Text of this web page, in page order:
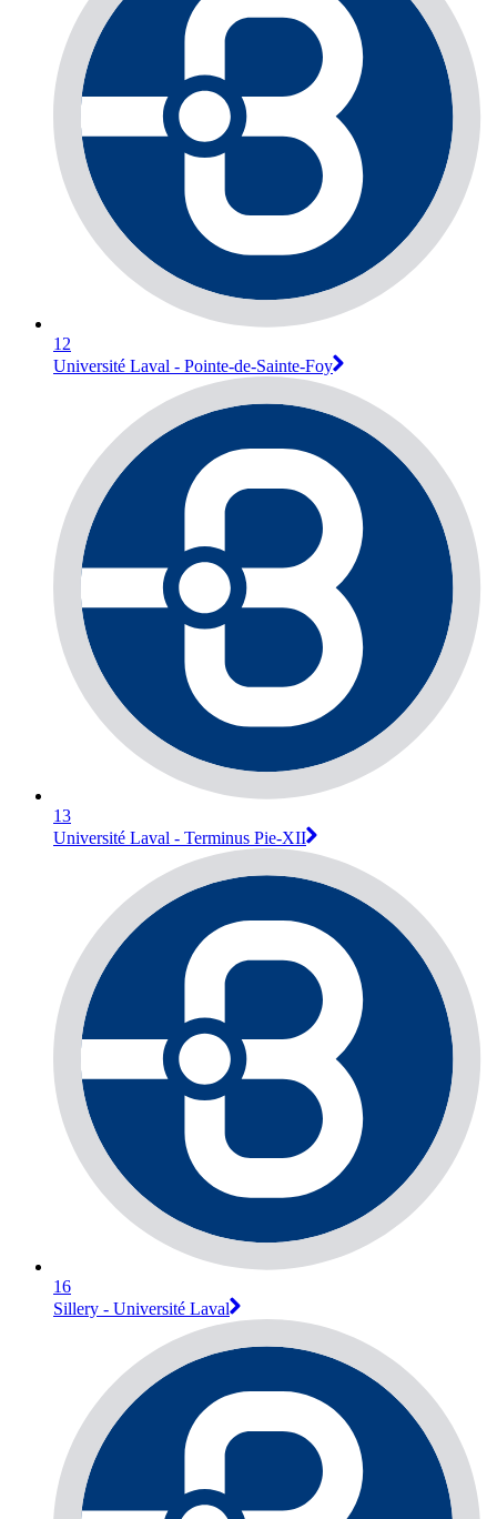
12
Université Laval - Pointe-de-Sainte-Foy
13
Université Laval - Terminus Pie-XII
16
Sillery - Université Laval